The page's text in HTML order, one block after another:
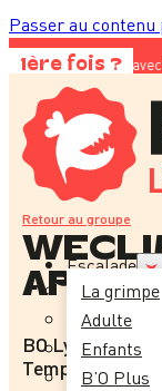
Passer au
1ère fois ?
23€ avec les
Retour au groupe
Escalade
La grimpe
Adulte
Enfants
B’O Plus
BO Lyon-29
Temps de